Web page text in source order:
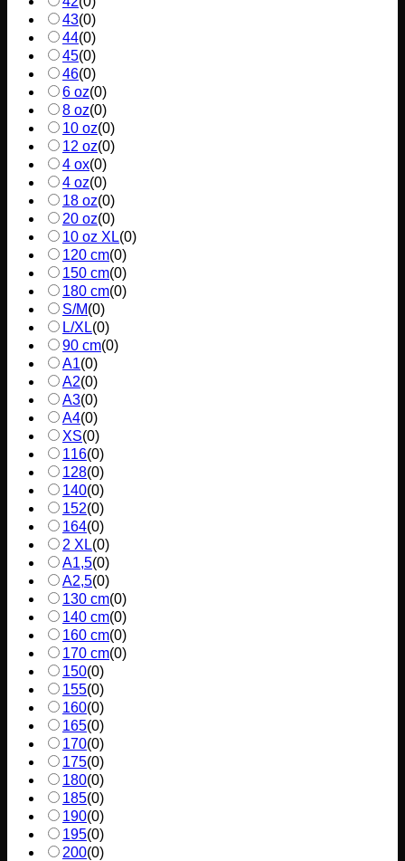
43(0)
44(0)
45(0)
46(0)
6 oz(0)
8 oz(0)
10 oz(0)
12 oz(0)
4 ox(0)
4 oz(0)
18 oz(0)
20 oz(0)
10 oz XL(0)
120 cm(0)
150 cm(0)
180 cm(0)
S/M(0)
L/XL(0)
90 cm(0)
A1(0)
A2(0)
A3(0)
A4(0)
XS(0)
116(0)
128(0)
140(0)
152(0)
164(0)
2 XL(0)
A1,5(0)
A2,5(0)
130 cm(0)
140 cm(0)
160 cm(0)
170 cm(0)
150(0)
155(0)
160(0)
165(0)
170(0)
175(0)
180(0)
185(0)
190(0)
195(0)
200(0)